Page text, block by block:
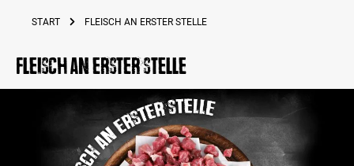
START FLEISCH AN ERSTER STELLE
Fleisch an erster Stelle